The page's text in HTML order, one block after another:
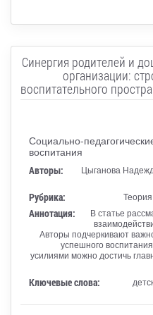
Синергия родителей и
организации:
воспитательного
Социально-
воспитания
Авторы:
Цыганова
Рубрика:
Аннотация:
В статье
Авторы подчеркивают
успешного
усилиями можно достичь
Ключевые слова: